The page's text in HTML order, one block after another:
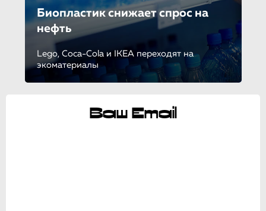
Биопластик снижает спрос на
нефть
Lego, Сoca-Cola и IKEA переходят на
экоматериалы
Ваш Email